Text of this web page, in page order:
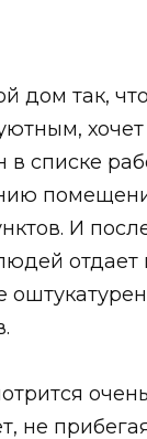
дом так,
в списке
И
отдает
не